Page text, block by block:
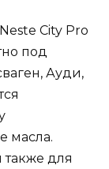
City Pro
под
Ауди,
масла.
для